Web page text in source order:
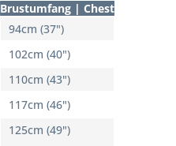
Brustumfang | Chest
94cm (37")
102cm (40")
110cm (43")
117cm (46")
125cm (49")